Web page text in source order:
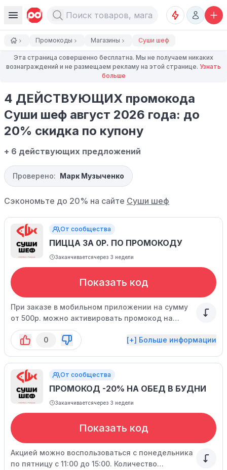
Промокоды Магазины Суши шеф
Эта страница совершенно бесплатна. Мы не получаем никаких
вознаграждений и не размещаем рекламу на этой странице. Узнать
больше
4 ДЕЙСТВУЮЩИХ промокода
Суши шеф август 2026 года: до
20% скидка по купону
+ 6 действующих предложений
Проверено: Марк Музыченко
Сэкономьте до 20% на сайте Суши шеф
От сообщества
ПИЦЦА ЗА 0Р. ПО ПРОМОКОДУ
Заканчиваетсячерез 3 недели
Показать код
При заказе в мобильном приложении на сумму
от 500р. можно активировать промокод на
подарок. Акция действует ограниченное время.
0
[+] Больше информации
От сообщества
ПРОМОКОД -20% НА ОБЕД В БУДНИ
Заканчиваетсячерез 3 недели
Показать код
Акцией можно воспользоваться с понедельника
по пятницу с 11:00 до 15:00. Количество